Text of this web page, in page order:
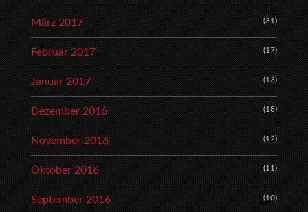
März 2017 (31)
Februar 2017 (17)
Januar 2017 (13)
Dezember 2016 (18)
November 2016 (12)
Oktober 2016 (11)
September 2016 (10)